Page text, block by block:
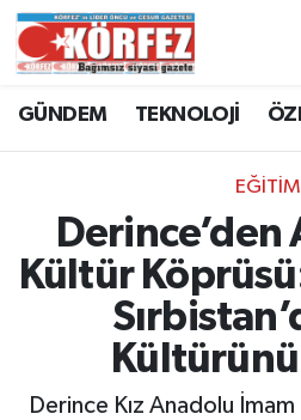
GÜNDEM TEKNOLOJİ
EĞİTİM
Derince’den
Kültür
Kültürünü
Derince Kız Anadolu
Trafik Durumu
Süper Lig Puan Durumu
Tüm Manşetler
Son Dakika Haberleri
Haber Arşivi